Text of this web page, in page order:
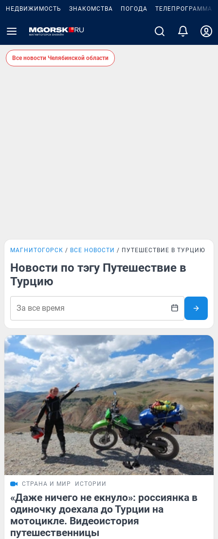
НЕДВИЖИМОСТЬ ЗНАКОМСТВА ПОГОДА ТЕЛЕПРОГРАММА
Все новости Челябинской области
МАГНИТОГОРСК ВСЕ НОВОСТИ ПУТЕШЕСТВИЕ В ТУРЦИЮ
Новости по тэгу Путешествие в
Турцию
СТРАНА И МИР ИСТОРИИ
«Даже ничего не екнуло»: россиянка в
одиночку доехала до Турции на
мотоцикле. Видеоистория
путешественницы